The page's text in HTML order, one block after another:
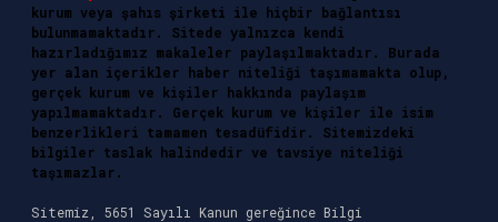
kurum veya şahıs şirketi ile hiçbir bağlantısı
bulunmamaktadır. Sitede yalnızca kendi
hazırladığımız makaleler paylaşılmaktadır. Burada
yer alan içerikler haber niteliği taşımamakta olup,
gerçek kurum ve kişiler hakkında paylaşım
yapılmamaktadır. Gerçek kurum ve kişiler ile isim
benzerlikleri tamamen tesadüfidir. Sitemizdeki
bilgiler taslak halindedir ve tavsiye niteliği
taşımazlar.
Sitemiz, 5651 Sayılı Kanun gereğince Bilgi